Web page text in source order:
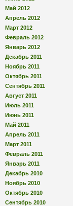
Май 2012
Апрель 2012
Март 2012
Февраль 2012
Январь 2012
Декабрь 2011
Ноябрь 2011
Октябрь 2011
Сентябрь 2011
Август 2011
Июль 2011
Июнь 2011
Май 2011
Апрель 2011
Март 2011
Февраль 2011
Январь 2011
Декабрь 2010
Ноябрь 2010
Октябрь 2010
Сентябрь 2010